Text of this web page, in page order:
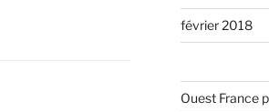
février 2018
Ouest France